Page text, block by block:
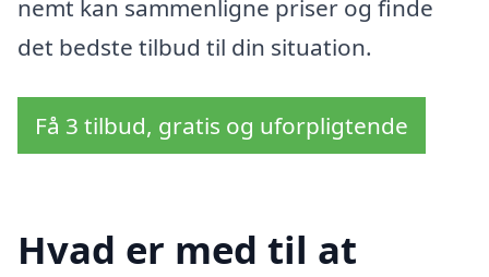
nemt kan sammenligne priser og finde
det bedste tilbud til din situation.
Få 3 tilbud, gratis og uforpligtende
Hvad er med til at